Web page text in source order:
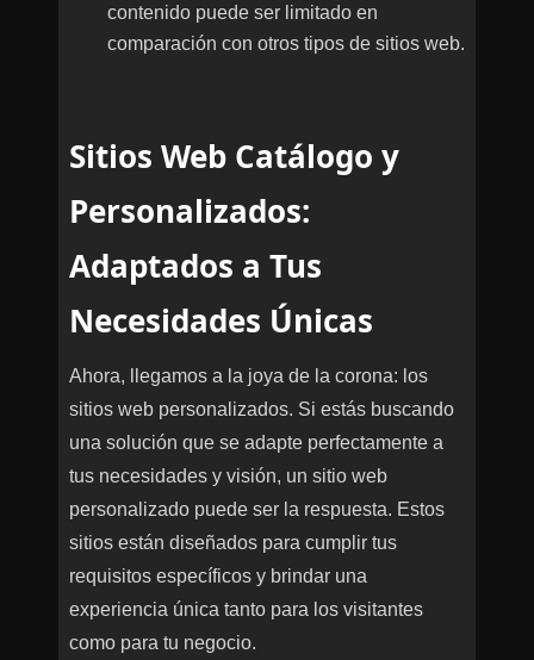
contenido puede ser limitado en
comparación con otros tipos de sitios web.
Sitios Web Catálogo y
Personalizados:
Adaptados a Tus
Necesidades Únicas
Ahora, llegamos a la joya de la corona: los
sitios web personalizados. Si estás buscando
una solución que se adapte perfectamente a
tus necesidades y visión, un sitio web
personalizado puede ser la respuesta. Estos
sitios están diseñados para cumplir tus
requisitos específicos y brindar una
experiencia única tanto para los visitantes
como para tu negocio.